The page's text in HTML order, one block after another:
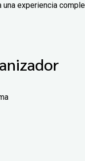
una experiencia